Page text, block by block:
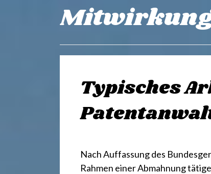
r
k
Mitwirkung
Typisches
Nach Auffassung des
Rahmen einer Abmahnung